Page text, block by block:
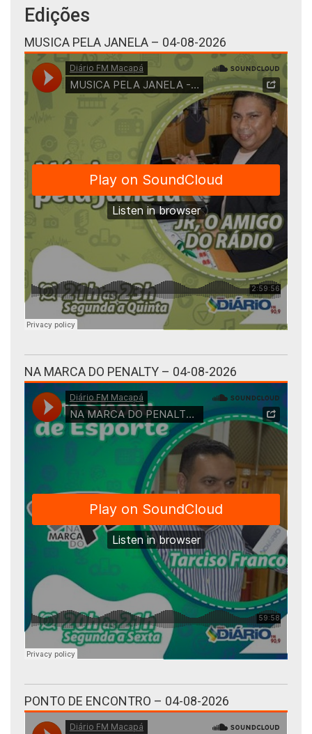
Edições
MUSICA PELA JANELA – 04-08-2026
NA MARCA DO PENALTY – 04-08-2026
PONTO DE ENCONTRO – 04-08-2026